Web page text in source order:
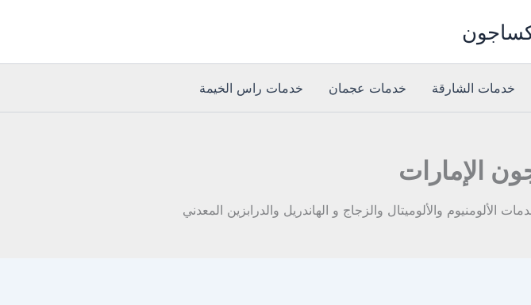
خدمات الشارقة خدمات عجمان خدمات راس الخيمة
الإمارات
والألوميتال والزجاج و الهاندريل والدرابزين المعدني